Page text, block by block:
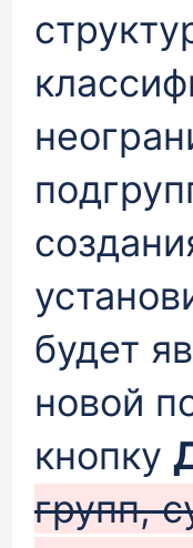
будет
новой
кнопку
групп,